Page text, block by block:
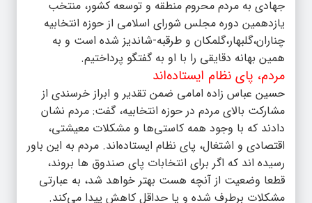
جهادی به مردم محروم منطقه و توسعه کشور، منتخب
یازدهمین دوره مجلس شورای اسلامی از حوزه انتخابیه
چناران،گلبهار،گلمکان و طرقبه-شاندیز شده است و به
همین بهانه دقایقی را با او به گفتگو پرداختیم.
مردم، پای نظام ایستاده‌اند
حسین عباس زاده امامی ضمن تقدیر و ابراز خرسندی از
مشارکت بالای مردم در حوزه انتخابیه، گفت: مردم نشان
دادند که با وجود همه کاستی‌ها و مشکلات معیشتی،
اقتصادی و اشتغال، پای نظام ایستاده‌اند. مردم به این باور
رسیده اند که اگر برای انتخابات پای صندوق‌ ها بروند،
قطعا وضعیت از آنچه هست بهتر خواهد شد، به عبارتی
مشکلات برطرف شده و یا حداقل کاهش پیدا می‌کند.